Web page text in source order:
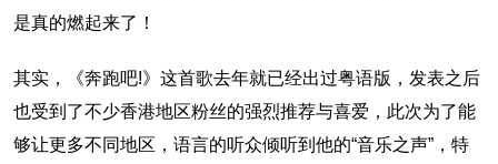
是真的燃起来了！
其实，《奔跑吧!》这首歌去年就已经出过粤语版，发表之后
也受到了不少香港地区粉丝的强烈推荐与喜爱，此次为了能
够让更多不同地区，语言的听众倾听到他的“音乐之声”，特